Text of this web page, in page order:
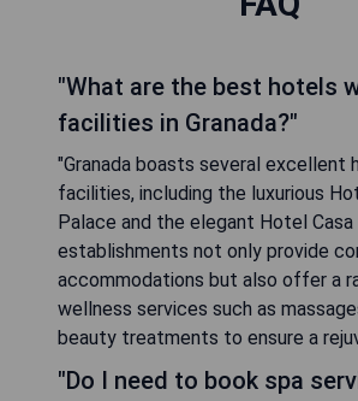
"What are the best hotels
facilities in Granada?"
"Granada boasts several excellent
facilities, including the luxurious
Palace and the elegant Hotel Casa
establishments not only provide
accommodations but also offer a
wellness services such as
beauty treatments to ensure a
"Do I need to book spa